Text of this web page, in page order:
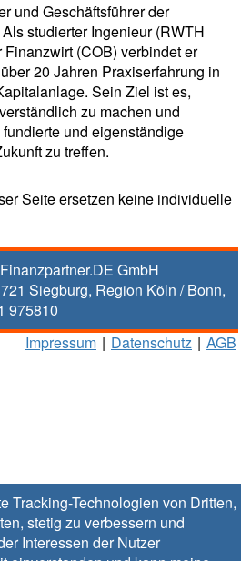
Tracking-Technologien von Dritten,
stetig zu verbessern und
Interessen der Nutzer
und Geschäftsführer der
studierter Ingenieur (RWTH
(COB) verbindet er
20 Jahren Praxiserfahrung in
Sein Ziel ist es,
zu machen und
und eigenständige
zu treffen.
Seite ersetzen keine individuelle
Finanzpartner.DE GmbH
Siegburg, Region Köln / Bonn,
975810
Impressum | Datenschutz | AGB